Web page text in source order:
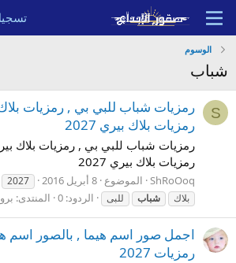
الوسوم
شباب
S
رمزيات شباب للبي بي , رمزيات
رمزيات بلاك بيري 2027
رمزيات بلاك بيري 2027
ShRoOoq الموضوع 8 أبريل 2016 2027
بلاك
شباب للبى الردود: 0 المنتدى:
اجمل صور اسم هيما , بالصور اسم
رمزيات 2027